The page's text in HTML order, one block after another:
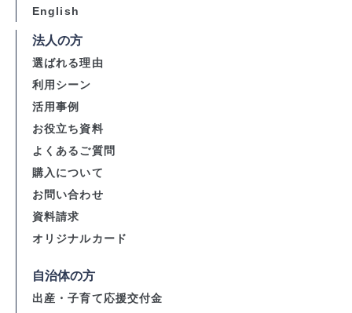
English
法人の方
選ばれる理由
利用シーン
活用事例
お役立ち資料
よくあるご質問
購入について
お問い合わせ
資料請求
オリジナルカード
自治体の方
出産・子育て応援交付金